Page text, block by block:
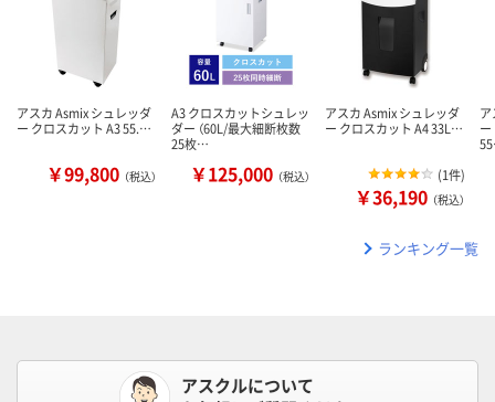
アスカ Asmix シュレッダ
ー クロスカット A3 55.…
￥99,800 （税込）
A3 クロスカットシュレッ
ダー （60L/最大細断枚数
25枚…
￥125,000 （税込）
アスカ Asmix シュレッダ
ー クロスカット A4 33L…
(1件)
￥36,190 （税込）
ランキング一覧
アスクルについて